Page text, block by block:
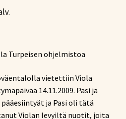
Turpeisen ohjelmistoa
vietettiin Viola
14.11.2009. Pasi ja
ja Pasi oli tätä
Violan levyiltä nuotit, joita